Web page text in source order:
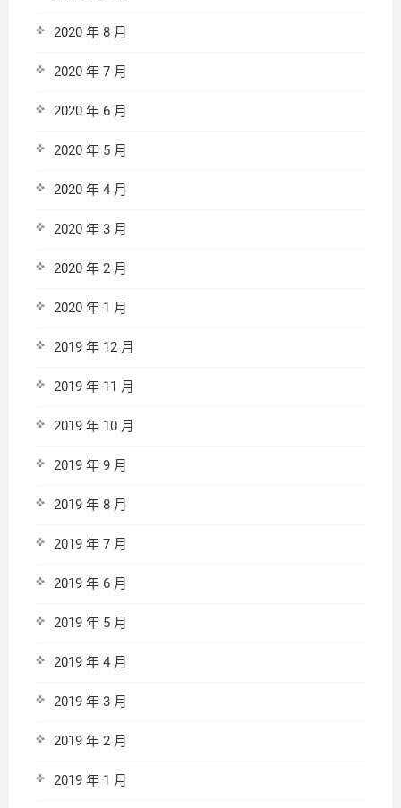
2020 年 8 月
2020 年 7 月
2020 年 6 月
2020 年 5 月
2020 年 4 月
2020 年 3 月
2020 年 2 月
2020 年 1 月
2019 年 12 月
2019 年 11 月
2019 年 10 月
2019 年 9 月
2019 年 8 月
2019 年 7 月
2019 年 6 月
2019 年 5 月
2019 年 4 月
2019 年 3 月
2019 年 2 月
2019 年 1 月